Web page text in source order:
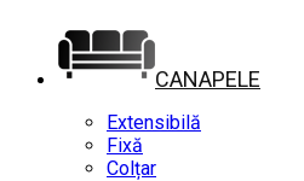
CANAPELE
Extensibilă
Fixă
Colțar